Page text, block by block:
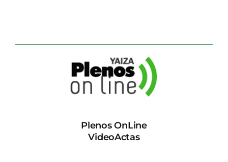
Plenos OnLine
VideoActas